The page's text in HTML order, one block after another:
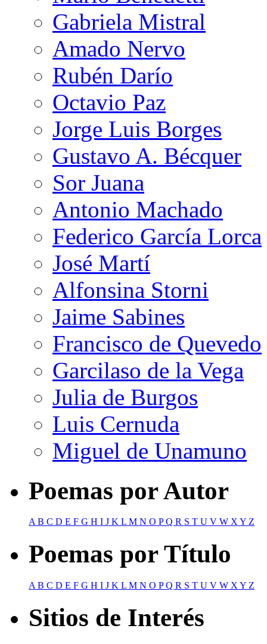
Gabriela Mistral
Amado Nervo
Rubén Darío
Octavio Paz
Jorge Luis Borges
Gustavo A. Bécquer
Sor Juana
Antonio Machado
Federico García Lorca
José Martí
Alfonsina Storni
Jaime Sabines
Francisco de Quevedo
Garcilaso de la Vega
Julia de Burgos
Luis Cernuda
Miguel de Unamuno
Poemas por Autor
AB C D E F G H I J K L M N O PQ R S T U V W XY Z
Poemas por Título
A B C D E F G H I J K L M N O PQ R S T U V W X Y Z
Sitios de Interés